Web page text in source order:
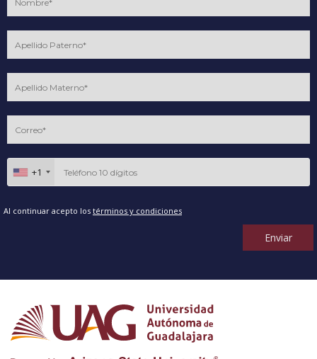
+1
Al continuar acepto los términos y condiciones
Enviar